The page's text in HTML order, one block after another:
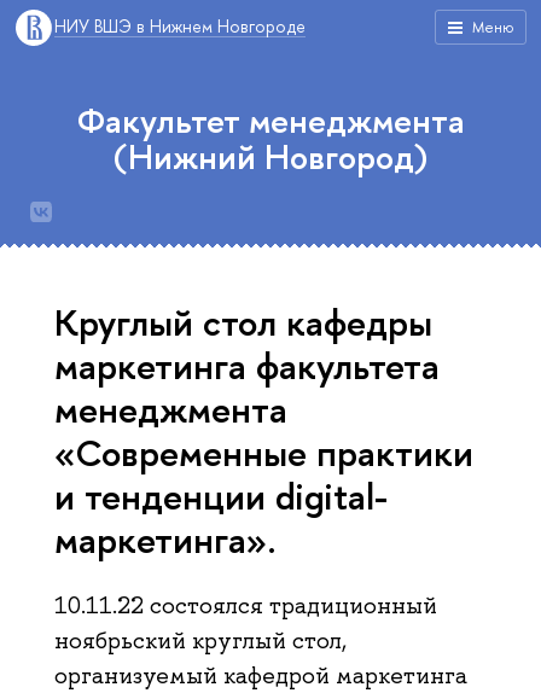
Меню
НИУ ВШЭ в Нижнем Новгороде
Факультет менеджмента
(Нижний Новгород)
Круглый стол кафедры
маркетинга факультета
менеджмента
«Современные практики
и тенденции digital-
маркетинга».
10.11.22 состоялся традиционный
ноябрьский круглый стол,
организуемый кафедрой маркетинга